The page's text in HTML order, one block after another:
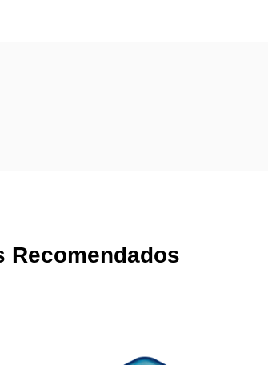
Recomendados